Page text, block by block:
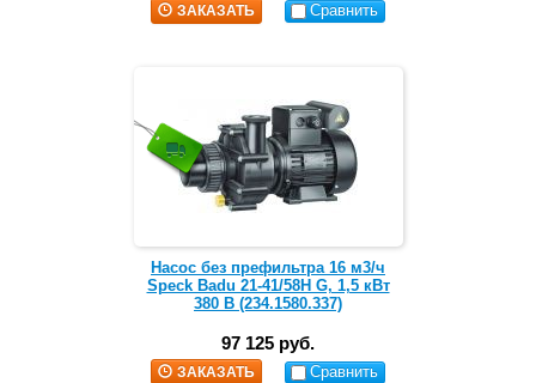
ЗАКАЗАТЬ Сравнить
Насос без префильтра 16 м3/ч
Speck Badu 21-41/58H G, 1,5 кВт
380 В (234.1580.337)
97 125 руб.
ЗАКАЗАТЬ Сравнить